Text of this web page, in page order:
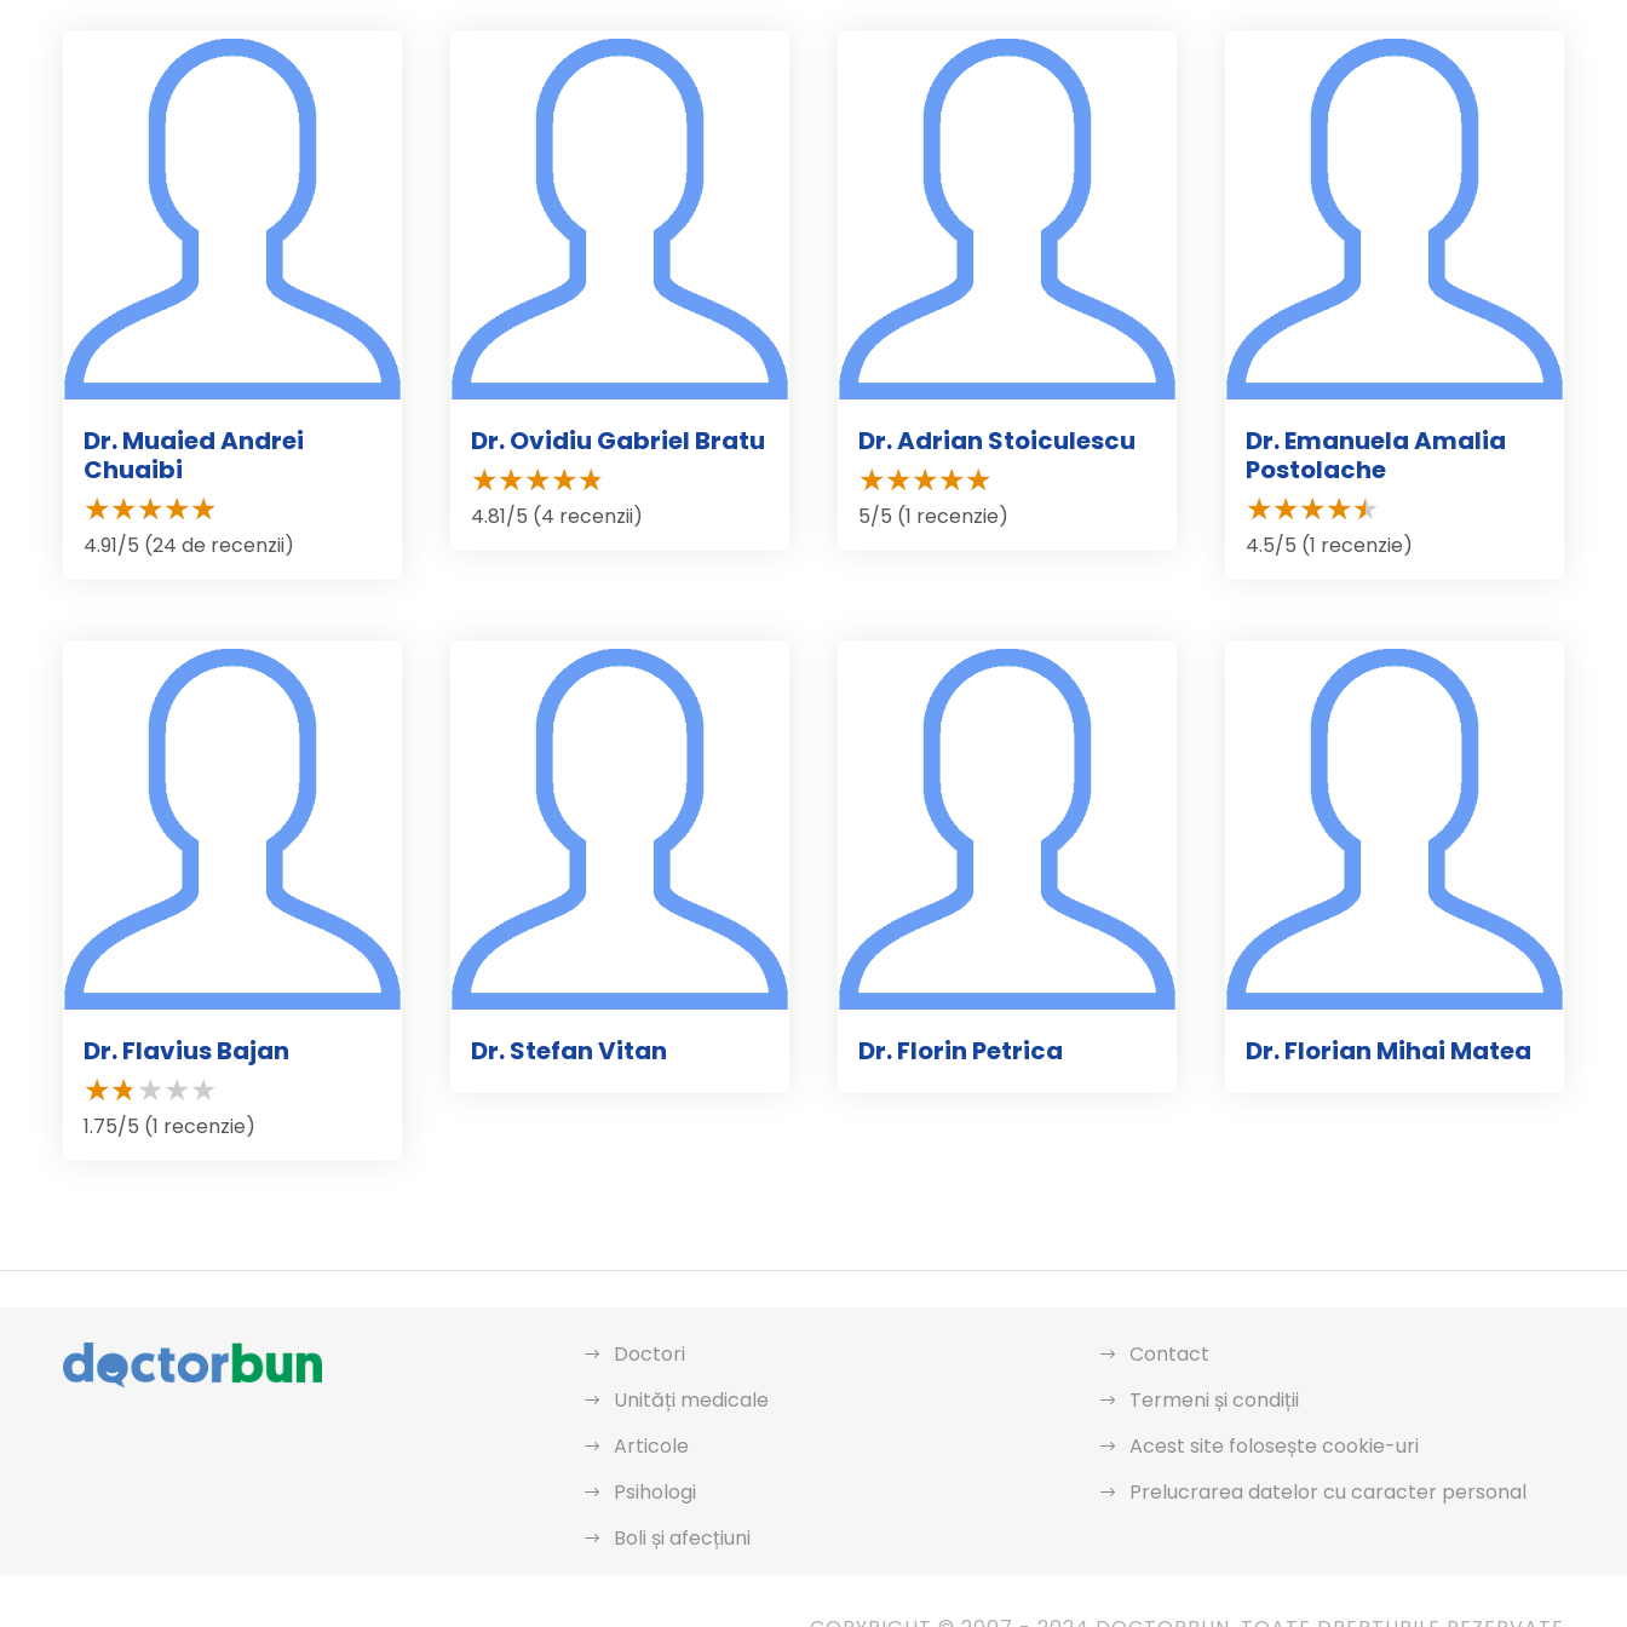
Dr. Muaied Andrei
Chuaibi
4.91/5 (24 de recenzii)
Dr. Ovidiu Gabriel Bratu
4.81/5 (4 recenzii)
Dr. Adrian Stoiculescu
5/5 (1 recenzie)
Dr. Emanuela Amalia
Postolache
4.5/5 (1 recenzie)
Dr. Flavius Bajan
1.75/5 (1 recenzie)
Dr. Stefan Vitan Dr. Florin Petrica Dr. Florian Mihai Matea
Doctori
Unități medicale
Articole
Psihologi
Boli și afecțiuni
Contact
Termeni și condiții
Acest site folosește cookie-uri
Prelucrarea datelor cu caracter personal